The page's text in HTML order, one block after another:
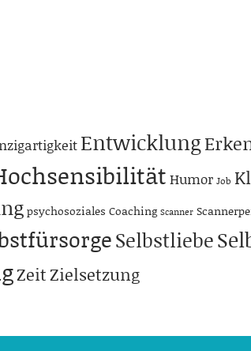
Entwicklung
Humor Job
psychosoziales Coaching Scanner
Selbstliebe
ZeitZielsetzung